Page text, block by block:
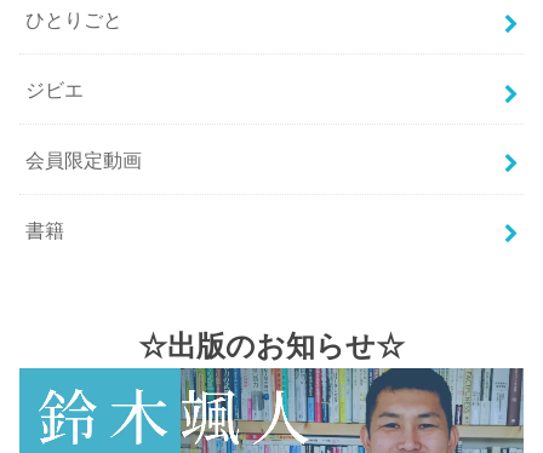
ひとりごと
ジビエ
会員限定動画
書籍
☆出版のお知らせ☆